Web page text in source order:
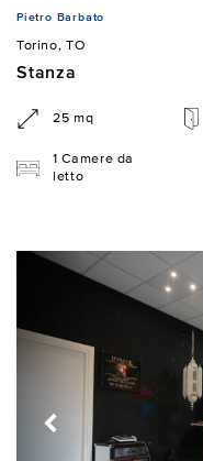
Pietro Barbato
Torino, TO
Stanza
25 mq
1 Camere da
letto